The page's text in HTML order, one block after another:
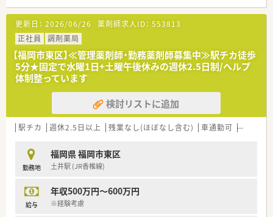
【法人特徴について】
■福岡県内を中心に116店舗を展開しており、九州エリアでも最
大級の規模を誇る薬局です。
■病院門前から医療モール型まで幅広い店舗形態があり、薬剤師
として多様な経験を積めます。
■地域の医療インフラとして安定した経営基盤を持ち、長く安心
して働き続けられる環境です。
【職場環境と雰囲気】
■20代から30代の子育て世代が多く活躍しており、互いに理解
し合える温かい雰囲気の職場です。
みでも安心して対応できます。
■社員同士の仲が良く、人間関係が良好なため、長く定着して働
くことができる環境があります。
【やりがい/おすすめポイント】
■完全週休2日制で年間休日も多く、メリハリをつけて仕事に取
更新日： 2026/06/26 薬剤師求人ID： 553813
正社員
調剤薬局
【福岡市東区】≪管理薬剤師・勤務薬剤師募集中≫駅チカ徒歩
5分★固定で水曜1日+土曜午後休みの週休2.5日制/ヘルプ
体制整っています
検討リストに追加
駅チカ 週休2.5日以上 残業なし(ほぼなし含む) 車通勤可 高給与
勤務地
福岡県 福岡市東区
土井駅 (JR香椎線)
給与
年収500万円～600万円
※経験考慮